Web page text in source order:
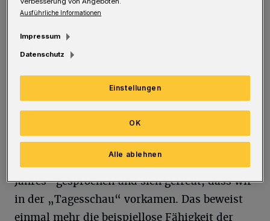
förmlich auf uns herabregnen.
Deshalb hatte ich am Donnerstag eher mit
Mopper-Sätzen gerechnet wie: „Wird auch
höchste Zeit, datat Dingen wieder fährt, ihr
Fötte. Und vielen Dank dafür, dat ich neun
Monate lang jeden Morgen im Ersatzverkehr-
Stattdessen haben alle vom „Comeback des
Jahres“ gesprochen und sich gefreut, dass wir
in der „Tagesschau“ vorkamen. Das beweist
einmal mehr die beispiellose Fähigkeit der
Ausführliche Informationen
Impressum
Datenschutz
Einstellungen
Alle ablehnen
OK